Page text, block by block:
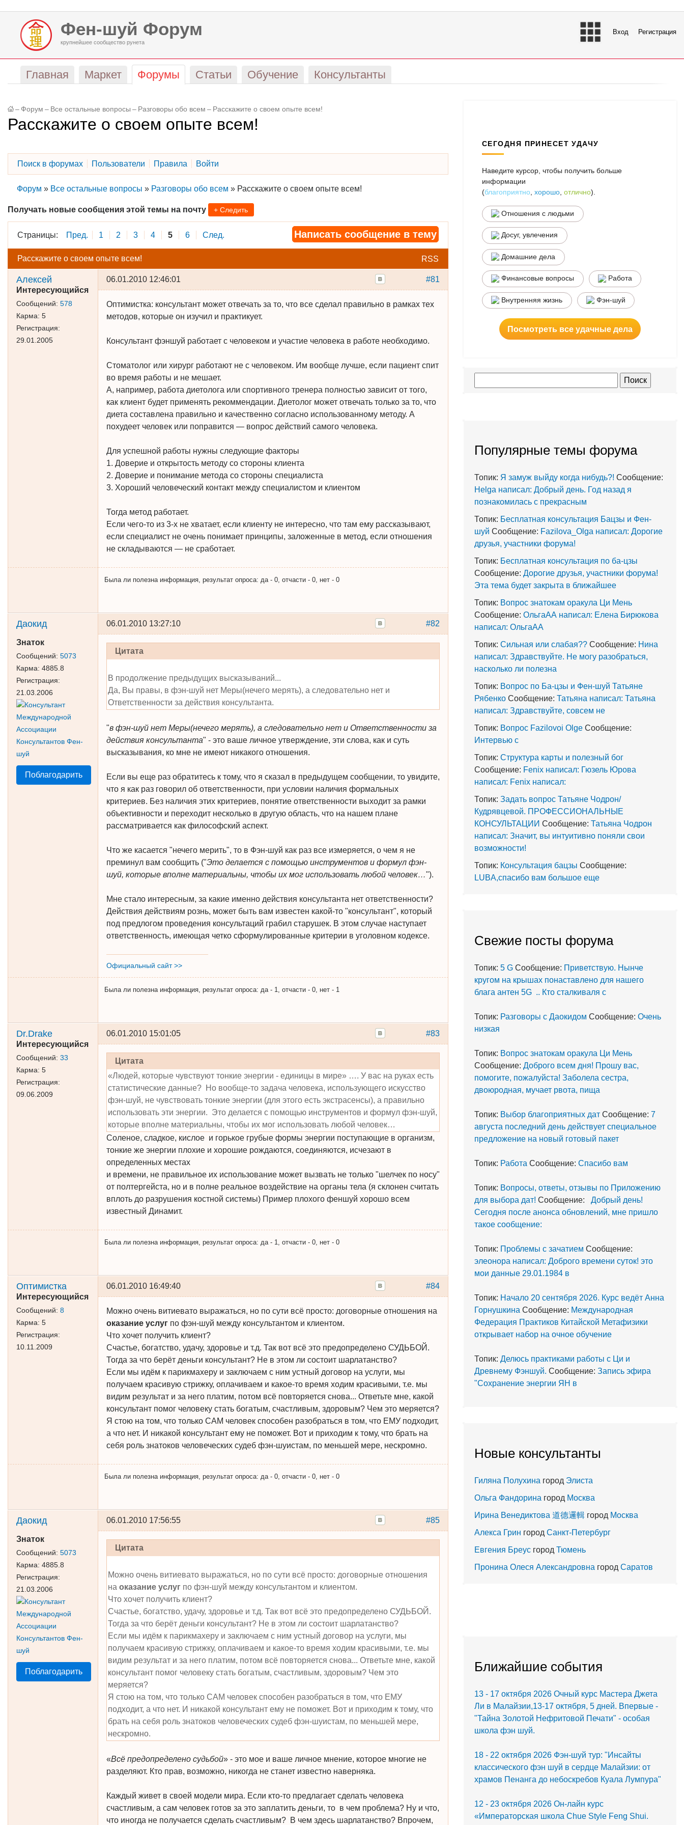
Фен-шуй Форум
крупнейшее сообщество рунета
Вход Регистрация
Главная Маркет Форумы Статьи Обучение Консультанты
– Форум – Все остальные вопросы – Разговоры обо всем – Расскажите о своем опыте всем!
Расскажите о своем опыте всем!
Поиск в форумах Пользователи Правила Войти
Форум » Все остальные вопросы » Разговоры обо всем » Расскажите о своем опыте всем!
Получать новые сообщения этой темы на почту + Следить
Страницы: Пред. 1 2 3 4 5 6 След. Написать сообщение в тему
RSS
Расскажите о своем опыте всем!
Алексей
Интересующийся
Сообщений: 578
Карма: 5
Регистрация:
29.01.2005
#81
06.01.2010 12:46:01
Оптимистка: консультант может отвечать за то, что все сделал правильно в рамках тех
методов, которые он изучил и практикует.
Консультант фэншуй работает с человеком и участие человека в работе необходимо.
Стоматолог или хирург работают не с человеком. Им вообще лучше, если пациент спит
во время работы и не мешает.
А, например, работа диетолога или спортивного тренера полностью зависит от того,
как клиент будет применять рекоммендации. Диетолог может отвечать только за то, что
диета составлена правильно и качественно согласно использованному методу. А
похудеет человек или поправится — вопрос действий самого человека.
Для успешной работы нужны следующие факторы
1. Доверие и открытость методу со стороны клиента
2. Доверие и понимание метода со стороны специалиста
3. Хороший человеческий контакт между специалистом и клиентом
Тогда метод работает.
Если чего-то из 3-х не хватает, если клиенту не интересно, что там ему рассказывают,
если специалист не очень понимает принципы, заложенные в метод, если отношения
не складываются — не сработает.
Была ли полезна информация, результат опроса: да - 0, отчасти - 0, нет - 0
Даокид
Знаток
Сообщений: 5073
Карма: 4885.8
Регистрация:
21.03.2006
Поблагодарить
#82
06.01.2010 13:27:10
Цитата
В продолжение предыдущих высказываний...
Да, Вы правы, в фэн-шуй нет Меры(нечего мерять), а следовательно нет и
Ответственности за действия консультанта.
"в фэн-шуй нет Меры(нечего мерять), а следовательно нет и Ответственности за
действия консультанта" - это ваше личное утверждение, эти слова, как и суть
высказывания, ко мне не имеют никакого отношения.
Если вы еще раз обратитесь к тому, что я сказал в предыдущем сообщении, то увидите,
что я как раз говорил об ответственности, при условии наличия формальных
критериев. Без наличия этих критериев, понятие ответственности выходит за рамки
объективности и переходит несколько в другую область, что на нашем плане
рассматривается как философский аспект.
Что же касается "нечего мерить", то в Фэн-шуй как раз все измеряется, о чем я не
преминул вам сообщить ("Это делается с помощью инструментов и формул фэн-
шуй, которые вполне материальны, чтобы их мог использовать любой человек…").
Мне стало интересным, за какие именно действия консультанта нет ответственности?
Действия действиям рознь, может быть вам известен какой-то "консультант", который
под предлогом проведения консультаций грабил старушек. В этом случае наступает
ответственность, имеющая четко сформулированные критерии в уголовном кодексе.
Официальный сайт >>
Была ли полезна информация, результат опроса: да - 1, отчасти - 0, нет - 1
Dr.Drake
Интересующийся
Сообщений: 33
Карма: 5
Регистрация:
09.06.2009
#83
06.01.2010 15:01:05
Цитата
«Людей, которые чувствуют тонкие энергии - единицы в мире» …. У вас на руках есть
статистические данные? Но вообще-то задача человека, использующего искусство
фэн-шуй, не чувствовать тонкие энергии (для этого есть экстрасенсы), а правильно
использовать эти энергии. Это делается с помощью инструментов и формул фэн-шуй,
которые вполне материальны, чтобы их мог использовать любой человек…
Соленое, сладкое, кислое и горькое грубые формы энергии поступающие в организм,
тонкие же энергии плохие и хорошие рождаются, соединяются, исчезают в
определенных местах
и времени, не правильное их использование может вызвать не только "шелчек по носу"
от полтергейста, но и в полне реальное воздействие на органы тела (я склонен считать
вплоть до разрушения костной системы) Пример плохого феншуй хорошо всем
известный Динамит.
Была ли полезна информация, результат опроса: да - 1, отчасти - 0, нет - 0
Оптимистка
Интересующийся
Сообщений: 8
Карма: 5
Регистрация:
10.11.2009
#84
06.01.2010 16:49:40
Можно очень витиевато выражаться, но по сути всё просто: договорные отношения на
оказание услуг по фэн-шуй между консультантом и клиентом.
Что хочет получить клиент?
Счастье, богатство, удачу, здоровье и т.д. Так вот всё это предопределено СУДЬБОЙ.
Тогда за что берёт деньги консультант? Не в этом ли состоит шарлатанство?
Если мы идём к парикмахеру и заключаем с ним устный договор на услуги, мы
получаем красивую стрижку, оплачиваем и какое-то время ходим красивыми, т.е. мы
видим результат и за него платим, потом всё повторяется снова... Ответьте мне, какой
консультант помог человеку стать богатым, счастливым, здоровым? Чем это меряется?
Я стою на том, что только САМ человек способен разобраться в том, что ЕМУ подходит,
а что нет. И никакой консультант ему не поможет. Вот и приходим к тому, что брать на
себя роль знатоков человеческих судеб фэн-шуистам, по меньшей мере, нескромно.
Была ли полезна информация, результат опроса: да - 0, отчасти - 0, нет - 0
Даокид
Знаток
Сообщений: 5073
Карма: 4885.8
Регистрация:
21.03.2006
Поблагодарить
#85
06.01.2010 17:56:55
Цитата
Можно очень витиевато выражаться, но по сути всё просто: договорные отношения
на оказание услугпо фэн-шуй между консультантом и клиентом.
Что хочет получить клиент?
Счастье, богатство, удачу, здоровье и т.д. Так вот всё это предопределено СУДЬБОЙ.
Тогда за что берёт деньги консультант? Не в этом ли состоит шарлатанство?
Если мы идём к парикмахеру и заключаем с ним устный договор на услуги, мы
получаем красивую стрижку, оплачиваем и какое-то время ходим красивыми, т.е. мы
видим результат и за него платим, потом всё повторяется снова... Ответьте мне, какой
консультант помог человеку стать богатым, счастливым, здоровым? Чем это
меряется?
Я стою на том, что только САМ человек способен разобраться в том, что ЕМУ
подходит, а что нет. И никакой консультант ему не поможет. Вот и приходим к тому, что
брать на себя роль знатоков человеческих судеб фэн-шуистам, по меньшей мере,
нескромно.
«Всё предопределено судьбой» - это мое и ваше личное мнение, которое многие не
разделяют. Кто прав, возможно, никогда не станет известно наверняка.
Каждый живет в своей модели мира. Если кто-то предлагает сделать человека
счастливым, а сам человек готов за это заплатить деньги, то в чем проблема? Ну и что,
что иногда не получается сделать счастливым? В чем здесь шарлатанство? Впрочем,
СЕГОДНЯ ПРИНЕСЕТ УДАЧУ
Наведите курсор, чтобы получить больше
информации
(благоприятно хорошо отлично).
Отношения с людьми
Досуг, увлечения
Домашние дела
Финансовые вопросы Работа
Внутренняя жизнь Фэн-шуй
Посмотреть все удачные дела
Популярные темы форума
Топик: Я замуж выйду когда нибудь?! Сообщение:
Helga написал: Добрый день. Год назад я
познакомилась с прекрасным
Топик: Бесплатная консультация Бацзы и Фен-
шуй Сообщение: Fazilova_Olga написал: Дорогие
друзья, участники форума!
Топик: Бесплатная консультация по ба-цзы
Сообщение: Дорогие друзья, участники форума!
Эта тема будет закрыта в ближайшее
Топик: Вопрос знатокам оракула Ци Мень
Сообщение: ОльгаАА написал: Елена Бирюкова
написал: ОльгаАА
Топик: Сильная или слабая?? Сообщение: Нина
написал: Здравствуйте. Не могу разобраться,
насколько ли полезна
Топик: Вопрос по Ба-цзы и Фен-шуй Татьяне
Рябенко Сообщение: Татьяна написал: Татьяна
написал: Здравствуйте, совсем не
Топик: Вопрос Fazilovoi Olge Сообщение:
Интервью с
Топик: Структура карты и полезный бог
Сообщение: Fenix написал: Гюзель Юрова
написал: Fenix написал:
Топик: Задать вопрос Татьяне Чодрон/
Кудрявцевой. ПРОФЕССИОНАЛЬНЫЕ
КОНСУЛЬТАЦИИ Сообщение: Татьяна Чодрон
написал: Значит, вы интуитивно поняли свои
возможности!
Топик: Консультация бацзы Сообщение:
LUBA,спасибо вам большое еще
Cвежие посты форума
Топик: 5 G Сообщение: Приветствую. Нынче
кругом на крышах понаставлено для нашего
блага антен 5G .. Кто сталкиваля с
Топик: Разговоры с Даокидом Сообщение: Очень
низкая
Топик: Вопрос знатокам оракула Ци Мень
Сообщение: Доброго всем дня! Прошу вас,
помогите, пожалуйста! Заболела сестра,
двоюродная, мучает рвота, пища
Топик: Выбор благоприятных дат Сообщение: 7
августа последний день действует специальное
предложение на новый готовый пакет
Топик: Работа Сообщение: Спасибо вам
Топик: Вопросы, ответы, отзывы по Приложению
для выбора дат! Сообщение:
Добрый день!
Сегодня после анонса обновлений, мне пришло
такое сообщение:
Топик: Проблемы с зачатием Сообщение:
элеонора написал: Доброго времени суток! это
мои данные 29.01.1984 в
Топик: Начало 20 сентября 2026. Курс ведёт Анна
Горнушкина Сообщение: Международная
Федерация Практиков Китайской Метафизики
открывает набор на очное обучение
Топик: Делюсь практиками работы с Ци и
Древнему Фэншуй. Сообщение: Запись эфира
"Сохранение энергии ЯН в
Новые консультанты
Гиляна Полухина город Элиста
Ольга Фандорина город Москва
Ирина Венедиктова 道德邏輯 город Москва
Алекса Грин город Санкт-Петербург
Евгения Бреус город Тюмень
Пронина Олеся Александровна город Саратов
Ближайшие события
13 - 17 октября 2026 Очный курс Мастера Джета
Ли в Малайзии,13-17 октября, 5 дней. Впервые -
"Тайна Золотой Нефритовой Печати" - особая
школа фэн шуй.
18 - 22 октября 2026 Фэн-шуй тур: "Инсайты
классического фэн шуй в сердце Малайзии: от
храмов Пенанга до небоскребов Куала Лумпура"
12 - 23 октября 2026 Он-лайн курс
«Императорская школа Chue Style Feng Shui.